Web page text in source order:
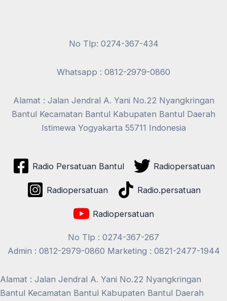
No Tlp: 0274-367-434
Whatsapp : 0812-2979-0860
Alamat : Jalan Jendral A. Yani No.22 Nyangkringan
Bantul Kecamatan Bantul Kabupaten Bantul Daerah
Istimewa Yogyakarta 55711 Indonesia
Radio Persatuan Bantul Radiopersatuan
Radiopersatuan Radio.persatuan
Radiopersatuan
No Tlp : 0274-367-267
Admin : 0812-2979-0860 Marketing : 0821-2477-1944
Alamat : Jalan Jendral A. Yani No.22 Nyangkringan
Bantul Kecamatan Bantul Kabupaten Bantul Daerah